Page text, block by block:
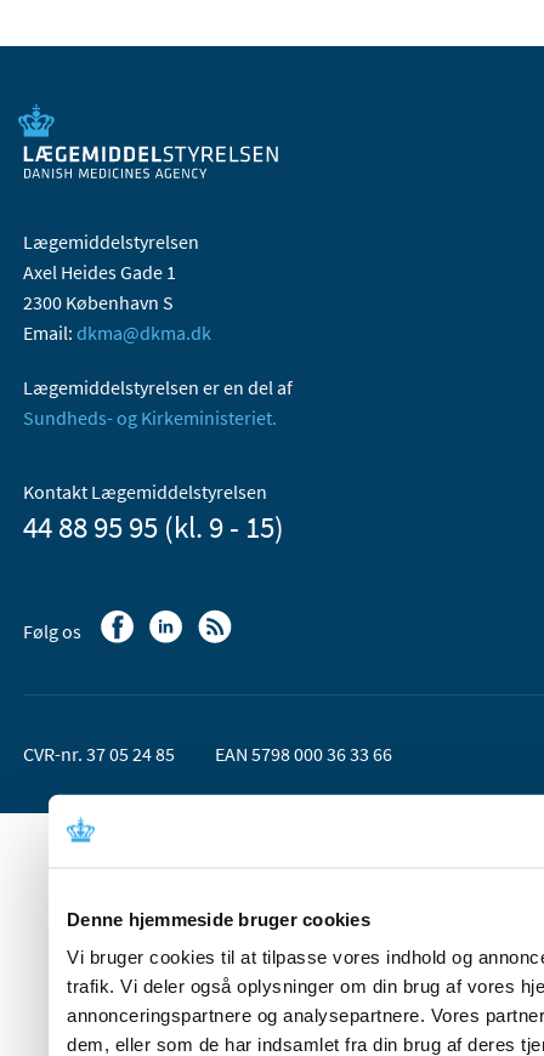
Denne hjemmeside bruger cookies
Vi bruger cookies til at tilpasse vores indhold og
trafik. Vi deler også oplysninger om din brug af vores
annonceringspartnere og analysepartnere. Vores
dem, eller som de har indsamlet fra din brug af deres
Lægemiddelstyrelsen
Axel Heides Gade 1
2300 København S
Email: dkma@dkma.dk
Lægemiddelstyrelsen er en del af
Sundheds- og Kirkeministeriet.
Kontakt Lægemiddelstyrelsen
44 88 95 95 (kl. 9 - 15)
Følg os
CVR-nr. 37 05 24 85 EAN 5798 000 36 33 66